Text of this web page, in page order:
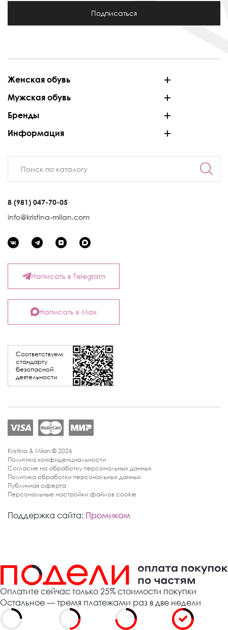
Подписаться
Женская обувь
Мужская обувь
Бренды
Информация
8 (981) 047-70-05
info@kristina-milan.com
Соответствуем
стандарту
безопасной
деятельности
Написать в Telegram
Написать в Max
Kristina & Milan © 2026
Политика конфиденциальности
Согласие на обработку персональных данных
Политика обработки персональных данных
Публичная оферта
Персональные настройки файлов cookie
Поддержка сайта: Промиком
Оплатите сейчас только 25% стоимости покупки
Остальное — тремя платежами раз в две недели